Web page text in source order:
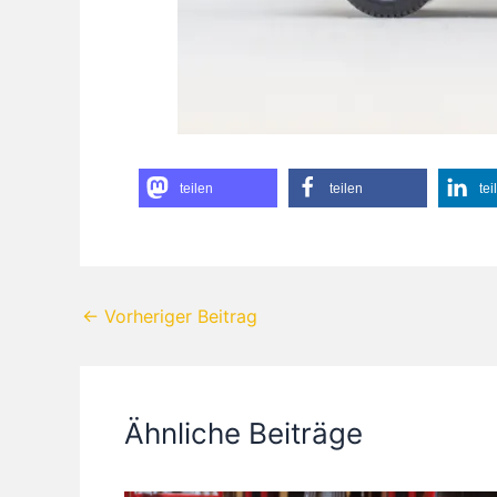
teilen teilen
← Vorheriger Beitrag
Ähnliche Beiträge